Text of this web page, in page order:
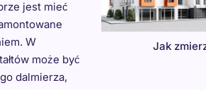
Jak
jest mieć
W
może być
dalmierza,